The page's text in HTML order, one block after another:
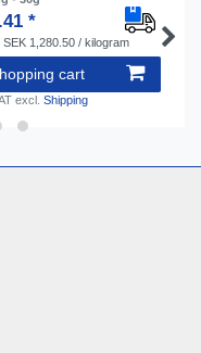
*
| SEK 1,280.50 / kilogram
cart
excl. Shipping